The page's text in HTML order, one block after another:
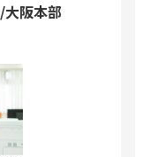
大阪本部